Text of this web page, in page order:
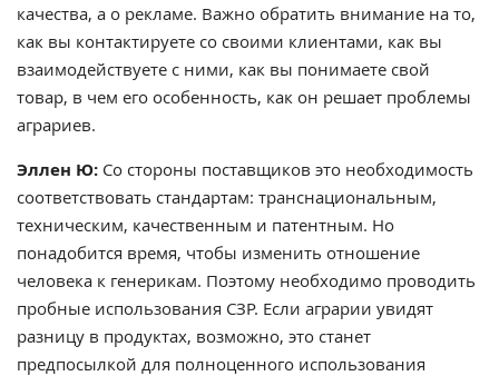
качества, а о рекламе. Важно обратить внимание на то,
как вы контактируете со своими клиентами, как вы
взаимодействуете с ними, как вы понимаете свой
товар, в чем его особенность, как он решает проблемы
аграриев.
Эллен Ю: Со стороны поставщиков это необходимость
соответствовать стандартам: транснациональным,
техническим, качественным и патентным. Но
понадобится время, чтобы изменить отношение
человека к генерикам. Поэтому необходимо проводить
пробные использования СЗР. Если аграрии увидят
разницу в продуктах, возможно, это станет
предпосылкой для полноценного использования